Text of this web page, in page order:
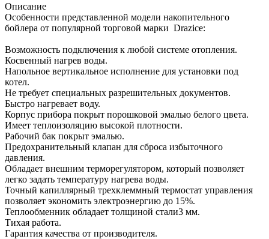
Описание
Особенности представленной модели накопительного
бойлера от популярной торговой марки Drazice:
Возможность подключения к любой системе отопления.
Косвенный нагрев воды.
Напольное вертикальное исполнение для установки под
котел.
Не требует специальных разрешительных документов.
Быстро нагревает воду.
Корпус прибора покрыт порошковой эмалью белого цвета.
Имеет теплоизоляцию высокой плотности.
Рабочий бак покрыт эмалью.
Предохранительный клапан для сброса избыточного
давления.
Обладает внешним терморегулятором, который позволяет
легко задать температуру нагрева воды.
Точный капиллярный трехклеммный термостат управления
позволяет экономить электроэнергию до 15%.
Теплообменник обладает толщиной стали3 мм.
Тихая работа.
Гарантия качества от производителя.